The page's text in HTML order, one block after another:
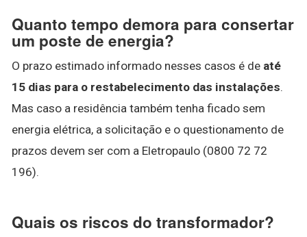
Quanto tempo demora para consertar
um poste de energia?
O prazo estimado informado nesses casos é de até
15 dias para o restabelecimento das instalações.
Mas caso a residência também tenha ficado sem
energia elétrica, a solicitação e o questionamento de
prazos devem ser com a Eletropaulo (0800 72 72
196).
Quais os riscos do transformador?